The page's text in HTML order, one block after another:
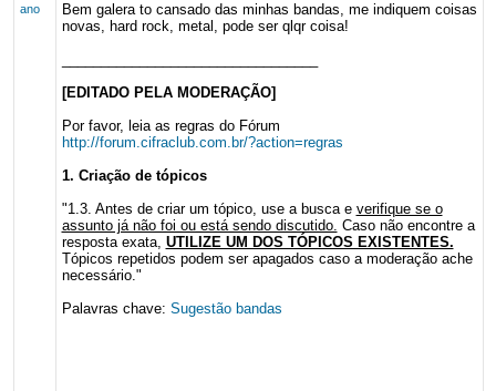
ano
Bem galera to cansado das minhas bandas, me indiquem coisas
novas, hard rock, metal, pode ser qlqr coisa!
[EDITADO PELA MODERAÇÃO]
Por favor, leia as regras do Fórum
http://forum.cifraclub.com.br/?action=regras
1. Criação de tópicos
"1.3. Antes de criar um tópico, use a busca e verifique se o
assunto já não foi ou está sendo discutido. Caso não encontre a
resposta exata, UTILIZE UM DOS TÓPICOS EXISTENTES.
Tópicos repetidos podem ser apagados caso a moderação ache
necessário."
Palavras chave: Sugestão bandas